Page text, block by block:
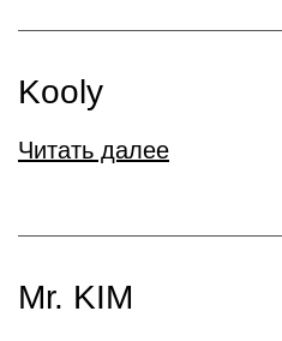
Kooly
Читать далее
Mr. KIM